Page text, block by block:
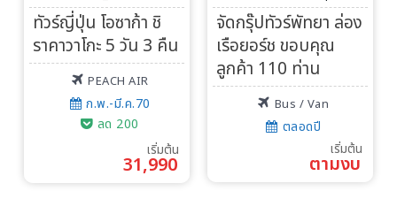
ทัวร์ญี่ปุ่น โอซาก้า ชิ
ราคาวาโกะ 5 วัน 3 คืน
PEACH AIR
ก.พ.-มี.ค.70
ลด 200
เริ่มต้น
31,990
จัดกรุ๊ปทัวร์พัทยา ล่อง
เรือยอร์ช ขอบคุณ
ลูกค้า 110 ท่าน
Bus / Van
ตลอดปี
เริ่มต้น
ตามงบ